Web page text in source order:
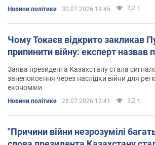
Новини політики 30.07.2026 19:45 3,2 т.
Чому Токаєв відкрито закликав
припинити війну: експерт назвав
Заява президента Казахстану стала
занепокоєння через наслідки війни для
економіки
Новини політики 28.07.2026 12:41 3,2 т.
"Причини війни незрозумілі